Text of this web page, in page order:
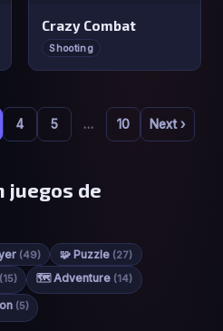
Crazy Combat
Shooting
4 5 … 10 Next ›
juegos de
(49) 🧩 Puzzle (27)
(15) 🗺️ Adventure (14)
(5)